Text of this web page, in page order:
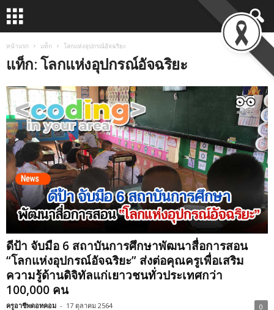
หน้าแรก แท็ก โลกแห่งอุปกรณ์อัจฉริยะ
แท็ก: โลกแห่งอุปกรณ์อัจฉริยะ
ดีป้า จับมือ 6 สถาบันการศึกษาพัฒนาสื่อการสอน
“โลกแห่งอุปกรณ์อัจฉริยะ” ส่งต่อคุณครูเพื่อเสริม
ความรู้ด้านดิจิทัลแก่เยาวชนทั่วประเทศกว่า
100,000 คน
ครูอาชีพดอทคอม - 17 ตุลาคม 2564 0